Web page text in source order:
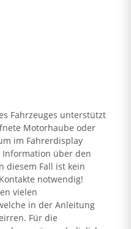
Fahrzeuges unterstützt
Motorhaube oder
im Fahrerdisplay
Information über den
diesem Fall ist kein
notwendig!
vielen
in der Anleitung
Für die